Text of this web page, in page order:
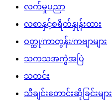
လက်မှုပညာ
လစာနှင့်စရိတ်နှုန်းထား
ဝတ္ထု/ကာတွန်း/ကဗျာများ
သကသအကွဲအပြဲ
သတင်း
သီချင်းတောင်းဆိုခြင်းများ